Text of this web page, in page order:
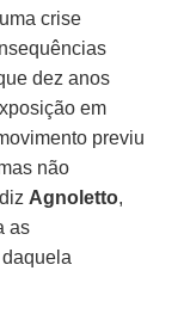
crise
dez anos
em
previu
não
Agnoletto,
as